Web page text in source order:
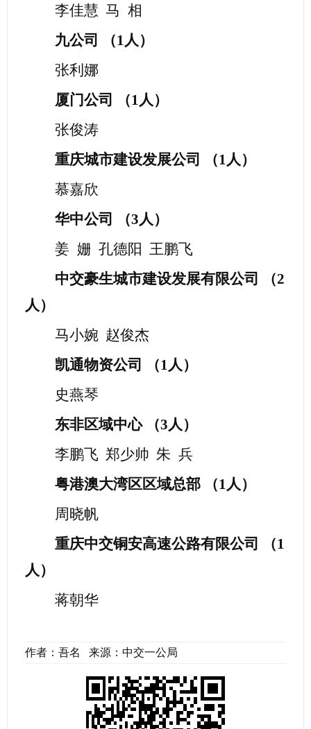
李佳慧 马 相
九公司
（1人）
张利娜
厦门公司
（1人）
张俊涛
重庆城市建设发展公司
（1人）
慕嘉欣
华中公司
（3人）
姜 姗 孔德阳 王鹏飞
中交豪生城市建设发展有限公司
（2
人）
马小婉 赵俊杰
凯通物资公司
（1人）
史燕琴
东非区域中心
（3人）
李鹏飞 郑少帅 朱 兵
粤港澳大湾区区域总部
（1人）
周晓帆
重庆中交铜安高速公路有限公司
（1
人）
蒋朝华
作者：吾名 来源：中交一公局